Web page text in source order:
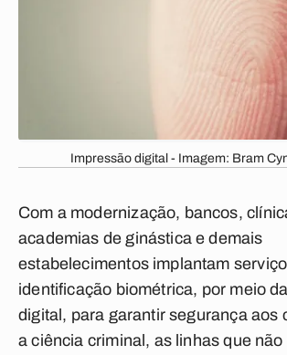
Impressão digital - Imagem: Bram
Com a modernização, bancos,
academias de ginástica e demais
estabelecimentos implantam
identificação biométrica, por meio
digital, para garantir segurança aos
a ciência criminal, as linhas que